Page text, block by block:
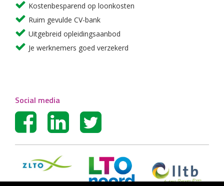
Kostenbesparend op loonkosten
Ruim gevulde CV-bank
Uitgebreid opleidingsaanbod
Je werknemers goed verzekerd
Social media